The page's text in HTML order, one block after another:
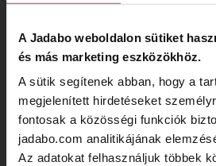
A Jadabo weboldalon sütiket
és más marketing eszközökhöz.
A sütik segítenek abban, hogy a
megjelenített hirdetéseket
fontosak a közösségi funkciók
jadabo.com analitikájának
Az adatokat felhasználjuk többek
DAIWA Quiver
12 320 Ft